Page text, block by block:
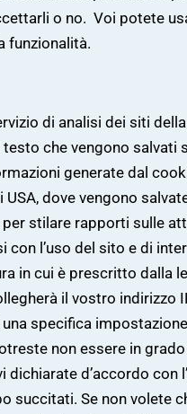
o no. Voi potete
funzionalità.
di analisi dei siti
che vengono salvati
generate dal
dove vengono
stilare rapporti sulle
l’uso del sito e di
in cui è prescritto dalla
il vostro indirizzo
specifica
non essere in
d’accordo con
succitati. Se non volete